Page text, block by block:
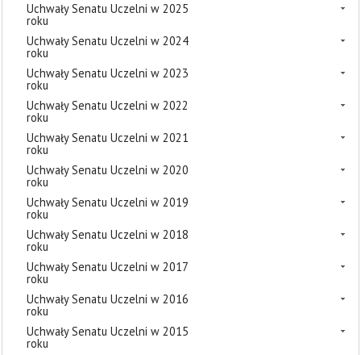
Uchwały Senatu Uczelni w 2025
roku
Uchwały Senatu Uczelni w 2024
roku
Uchwały Senatu Uczelni w 2023
roku
Uchwały Senatu Uczelni w 2022
roku
Uchwały Senatu Uczelni w 2021
roku
Uchwały Senatu Uczelni w 2020
roku
Uchwały Senatu Uczelni w 2019
roku
Uchwały Senatu Uczelni w 2018
roku
Uchwały Senatu Uczelni w 2017
roku
Uchwały Senatu Uczelni w 2016
roku
Uchwały Senatu Uczelni w 2015
roku